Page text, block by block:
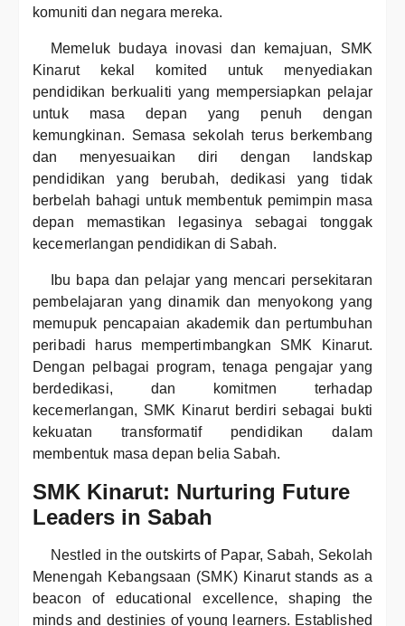
komuniti dan negara mereka.
Memeluk budaya inovasi dan kemajuan, SMK
Kinarut kekal komited untuk menyediakan
pendidikan berkualiti yang mempersiapkan pelajar
untuk masa depan yang penuh dengan
kemungkinan. Semasa sekolah terus berkembang
dan menyesuaikan diri dengan landskap
pendidikan yang berubah, dedikasi yang tidak
berbelah bahagi untuk membentuk pemimpin masa
depan memastikan legasinya sebagai tonggak
kecemerlangan pendidikan di Sabah.
Ibu bapa dan pelajar yang mencari persekitaran
pembelajaran yang dinamik dan menyokong yang
memupuk pencapaian akademik dan pertumbuhan
peribadi harus mempertimbangkan SMK Kinarut.
Dengan pelbagai program, tenaga pengajar yang
berdedikasi, dan komitmen terhadap
kecemerlangan, SMK Kinarut berdiri sebagai bukti
kekuatan transformatif pendidikan dalam
membentuk masa depan belia Sabah.
SMK Kinarut: Nurturing Future
Leaders in Sabah
Nestled in the outskirts of Papar, Sabah, Sekolah
Menengah Kebangsaan (SMK) Kinarut stands as a
beacon of educational excellence, shaping the
minds and destinies of young learners. Established